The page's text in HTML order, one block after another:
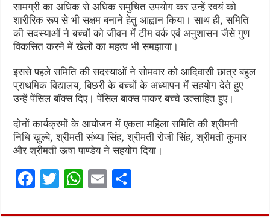
सामग्री का अधिक से अधिक समुचित उपयोग कर उन्हें स्वयं को
शारीरिक रूप से भी सक्षम बनाने हेतु आह्वान किया। साथ ही, समिति
की सदस्याओं ने बच्चों को जीवन में टीम वर्क एवं अनुशासन जैसे गुण
विकसित करने में खेलों का महत्व भी समझाया।
इससे पहले समिति की सदस्याओं ने सोमवार को आदिवासी छात्र बहुल
प्राथमिक विद्यालय, बिछरी के बच्चों के अध्यापन में सहयोग देते हुए
उन्हें पेंसिल बॉक्स दिए। पेंसिल बाक्स पाकर बच्चे उत्साहित हुए।
दोनों कार्यक्रमों के आयोजन में एकता महिला समिति की श्रीमनी
निधि खुल्बे, श्रीमती संध्या सिंह, श्रीमती रोजी सिंह, श्रीमती कुमार
और श्रीमती ऊषा पाण्डेय ने सहयोग दिया।
F
T
W E